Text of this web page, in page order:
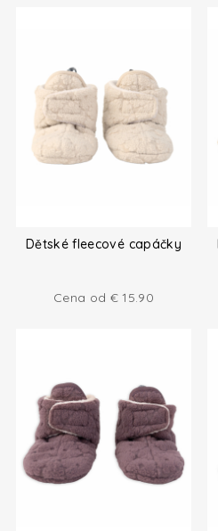
Dětské fleecové capáčky
Cena od € 15.90